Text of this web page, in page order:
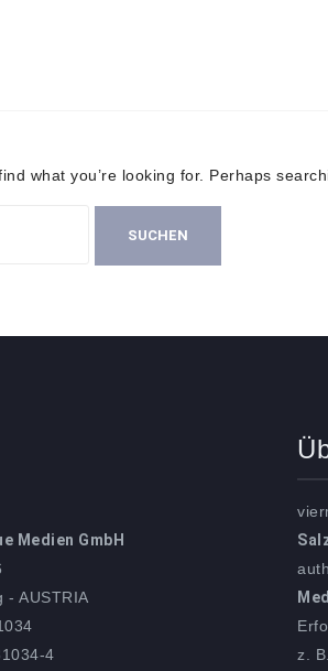
Found
what you’re looking for. Perhaps
Medien GmbH
- AUSTRIA
4
z.